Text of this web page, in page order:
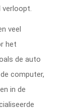
veel
het
de auto
computer,
in de